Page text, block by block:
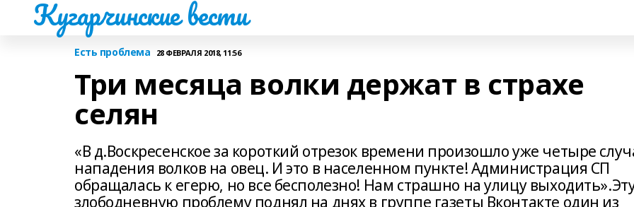
Кугарчинские вести
Есть проблема 28 ФЕВРАЛЯ 2018, 11:56
Три месяца волки держат в страхе
селян
«В д.Воскресенское за короткий отрезок времени произошло уже четыре
нападения волков на овец. И это в населенном пункте! Администрация СП
обращалась к егерю, но все бесполезно! Нам страшно на улицу
злободневную проблему поднял на днях в группе газеты Вконтакте один из